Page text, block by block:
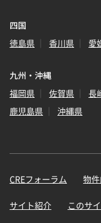
四国
徳島県
香川県 愛
九州・沖縄
福岡県
佐賀県 長
鹿児島県
沖縄県
CREフォーラム 物
サイト紹介 このサ